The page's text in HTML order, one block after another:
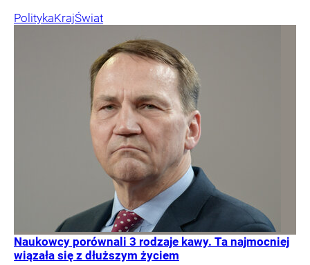
PolitykaKrajŚwiat
Naukowcy porównali 3 rodzaje kawy. Ta najmocniej
wiązała się z dłuższym życiem